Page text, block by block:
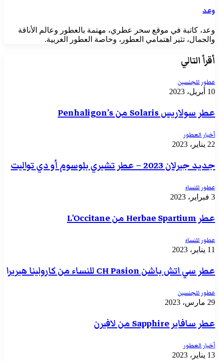
وعد
وعد، كاتبة في موقع سحر عطري، مهتمة بالعطور وعالم الأناقة
والجمال، تثير اهتمامي العطور، وخاصة العطور الغربية.
أقرأ التالي
عطور للجنسين
10 أبريل، 2023
عطر سولاريس Solaris من Penhaligon’s
أخبار العطور
22 يناير، 2023
جديد جيرلان 2023 – عطر تشيري بلوسوم أو دي تواليت
عطور للنساء
3 فبراير، 2023
عطر Herbae Spartium من L’Occitane
عطور للنساء
11 يناير، 2023
عطر سي اتش باشن CH Pasion للنساء من كارولينا هيريرا
عطور للجنسين
29 مارس، 2023
عطر سافاير Sapphire من لافيرن
أخبار العطور
13 يناير، 2023